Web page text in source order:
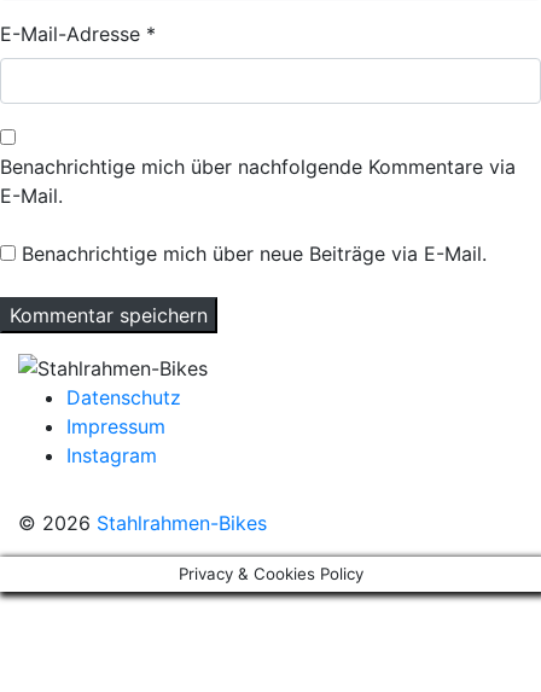
E-Mail-Adresse *
Benachrichtige mich über nachfolgende Kommentare via
E-Mail.
Benachrichtige mich über neue Beiträge via E-Mail.
Datenschutz
Impressum
Instagram
© 2026 Stahlrahmen-Bikes
Privacy & Cookies Policy